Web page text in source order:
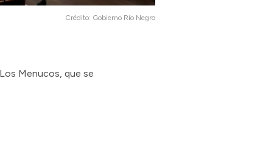
Crédito: Gobierno Río Negro
Menucos, que se